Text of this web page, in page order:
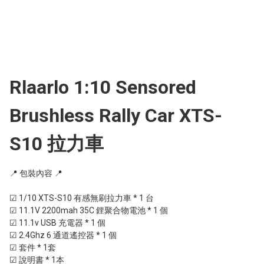
Rlaarlo 1:10 Sensored
Brushless Rally Car XTS-
S10 拉力車
📍 包裝內容 📍
☑ 1/10 XTS-S10 有感無刷拉力車 * 1 台
☑ 11.1V 2200mah 35C 鋰聚合物電池 * 1 個
☑ 11.1v USB 充電器 * 1 個
☑ 2.4Ghz 6 通道遙控器 * 1 個
☑ 套件 * 1套
☑ 說明書 * 1本